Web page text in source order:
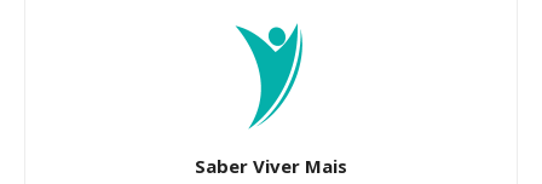
Saber Viver Mais